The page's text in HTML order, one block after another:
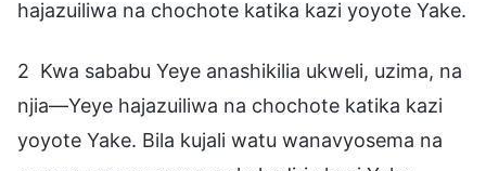
hajazuiliwa na chochote katika kazi yoyote Yake.
2 Kwa sababu Yeye anashikilia ukweli, uzima, na
njia—Yeye hajazuiliwa na chochote katika kazi
yoyote Yake. Bila kujali watu wanavyosema na